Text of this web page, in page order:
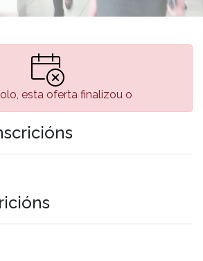
esta oferta finalizou o